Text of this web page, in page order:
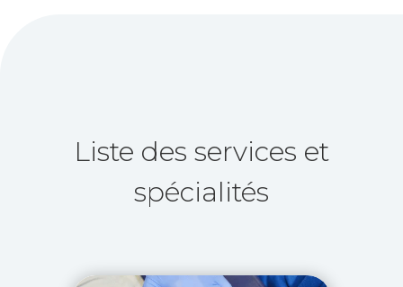
Liste des services et
spécialités